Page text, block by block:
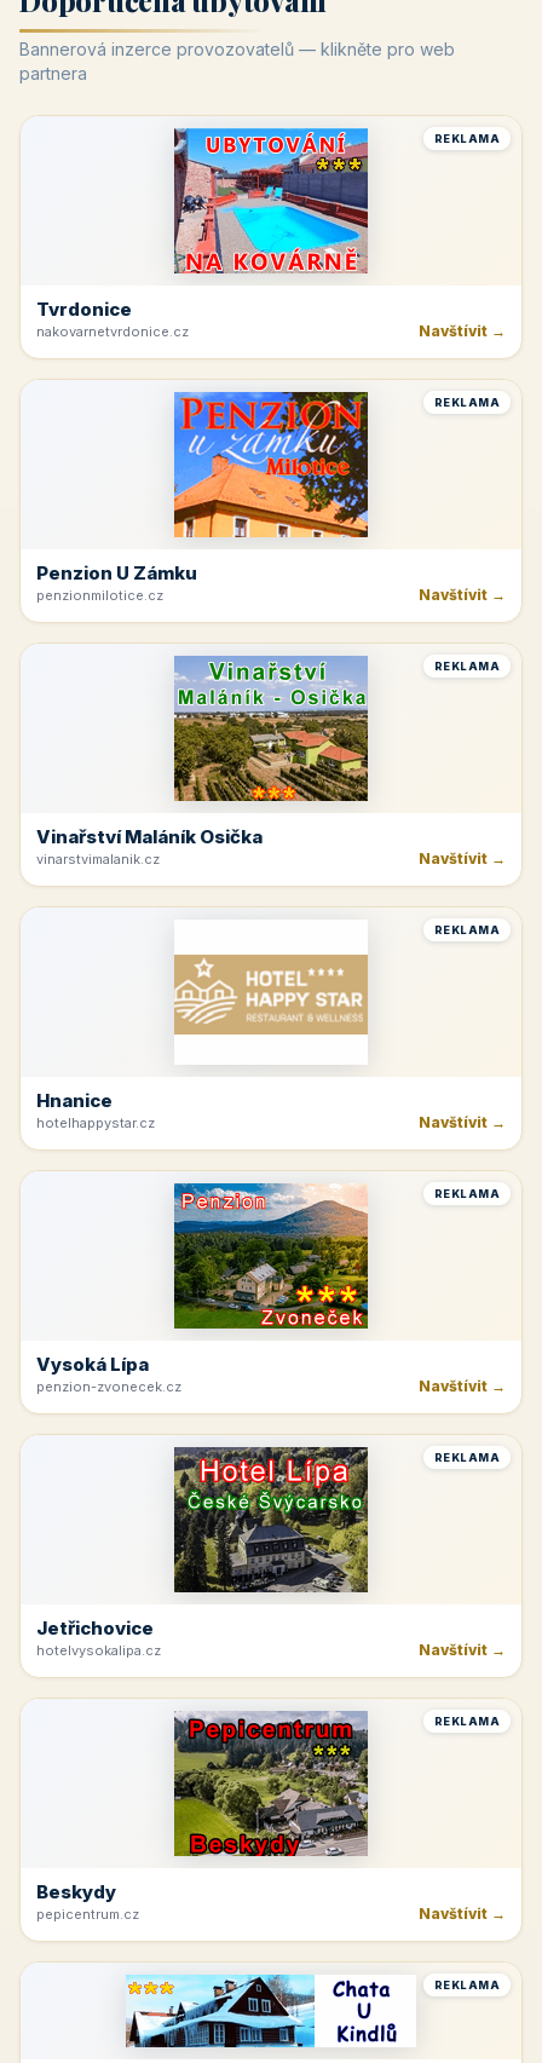
Bannerová inzerce provozovatelů — klikněte pro web
partnera
REKLAMA
Tvrdonice
nakovarnetvrdonice.cz Navštívit →
REKLAMA
Penzion U Zámku
penzionmilotice.cz Navštívit →
REKLAMA
Vinařství Maláník Osička
vinarstvimalanik.cz Navštívit →
REKLAMA
Hnanice
hotelhappystar.cz Navštívit →
REKLAMA
Vysoká Lípa
penzion-zvonecek.cz Navštívit →
REKLAMA
Jetřichovice
hotelvysokalipa.cz Navštívit →
REKLAMA
Beskydy
pepicentrum.cz Navštívit →
REKLAMA